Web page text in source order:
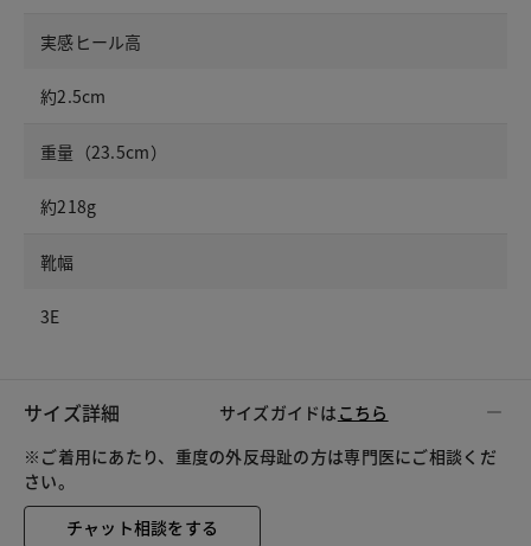
実感ヒール高
約2.5cm
重量（23.5cm）
約218g
靴幅
3E
サイズ詳細 サイズガイドは こちら
※ご着用にあたり、重度の外反母趾の方は専門医にご相談くだ
さい。
チャット相談をする